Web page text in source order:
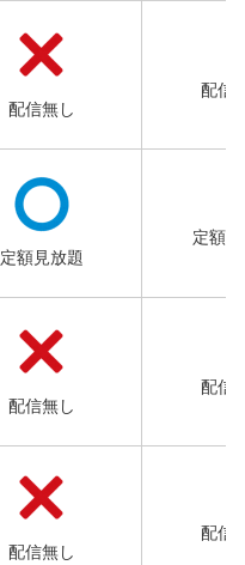
配信無し
配信
定額見放題
定額
配信無し
配信
配信無し
配信